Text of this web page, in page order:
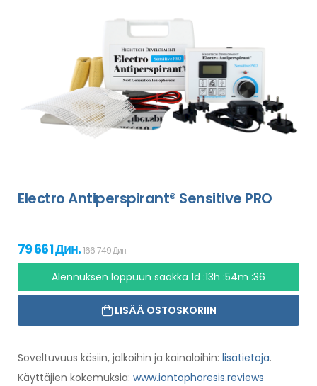
Electro Antiperspirant® Sensitive PRO
79 661 Дин.166 749 Дин.
Alennuksen loppuun saakka1d :13h :54m :35
LISÄÄ OSTOSKORIIN
Soveltuvuus käsiin, jalkoihin ja kainaloihin: lisätietoja.
Käyttäjien kokemuksia: www.iontophoresis.reviews